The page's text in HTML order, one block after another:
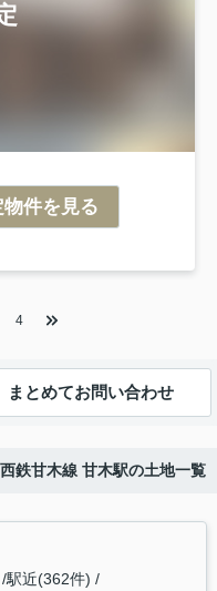
件を見る
4
まとめてお問い合わせ
西鉄甘木線 甘木駅の土地一覧
駅近(362件)